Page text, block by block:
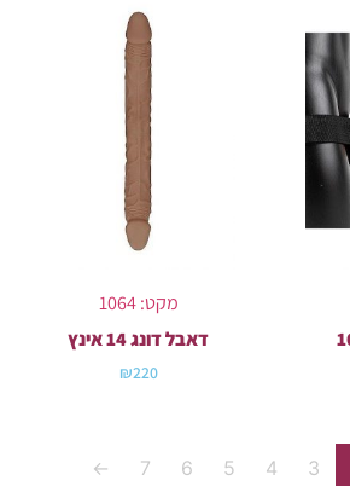
מקט: 1064
דאבל דונג 14 אינץ
₪220
3
4
5
6
7
←